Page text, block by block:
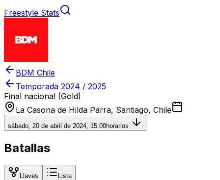
Freestyle Stats
BDM Chile
Temporada 2024 / 2025
Final nacional (Gold)
La Casona de Hilda Parra, Santiago, Chile
sábado, 20 de abril de 2024, 15:00horarios
Batallas
Llaves Lista